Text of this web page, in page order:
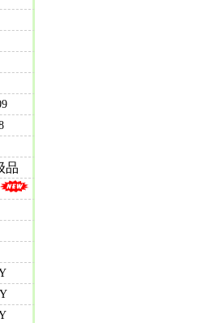
品